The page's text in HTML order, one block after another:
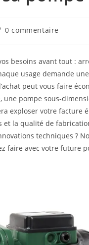
0 commentaire
besoins avant tout :
usage demande
peut vous faire
pompe sous-
exploser votre facture
et la qualité de
techniques ?
faire avec votre future